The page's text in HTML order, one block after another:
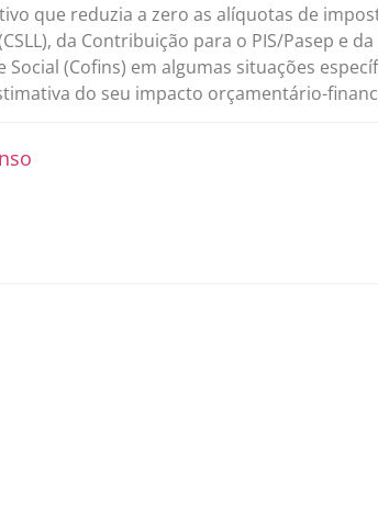
que reduzia a zero as alíquotas de
da Contribuição para o PIS/Pasep e
(Cofins) em algumas situações
do seu impacto orçamentário-